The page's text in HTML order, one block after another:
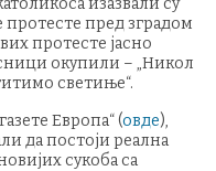
изазвали су
пред зградом
протесте јасно
окупили – „Никол
светиње“.
Европа“ (овде),
да постоји реална
сукоба са